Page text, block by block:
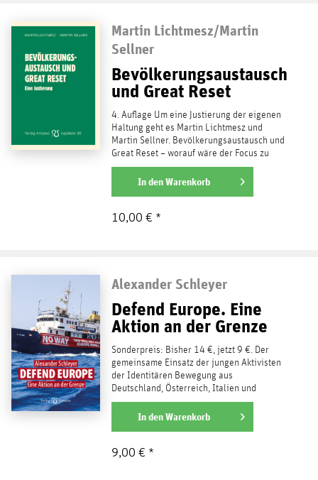
Martin Lichtmesz/Martin
Sellner
Bevölkerungsaustausch
und Great Reset
4. Auflage Um eine Justierung der eigenen
Haltung geht es Martin Lichtmesz und
Martin Sellner. Bevölkerungsaustausch und
Great Reset – worauf wäre der Focus zu
legen? Steht...
weiterlesen
In denWarenkorb
10,00 € *
Alexander Schleyer
Defend Europe. Eine
Aktion an der Grenze
Sonderpreis: Bisher 14 €, jetzt 9 €. Der
gemeinsame Einsatz der jungen Aktivisten
der Identitären Bewegung aus
Deutschland, Österreich, Italien und
Frankreich gegen die...
weiterlesen
In denWarenkorb
9,00 € *